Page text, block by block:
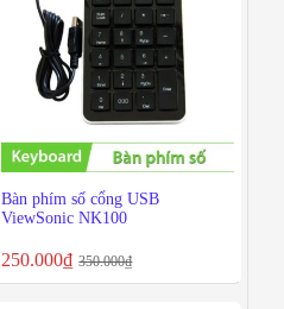
Bàn phím số cổng USB
ViewSonic NK100
250.000₫ 350.000₫